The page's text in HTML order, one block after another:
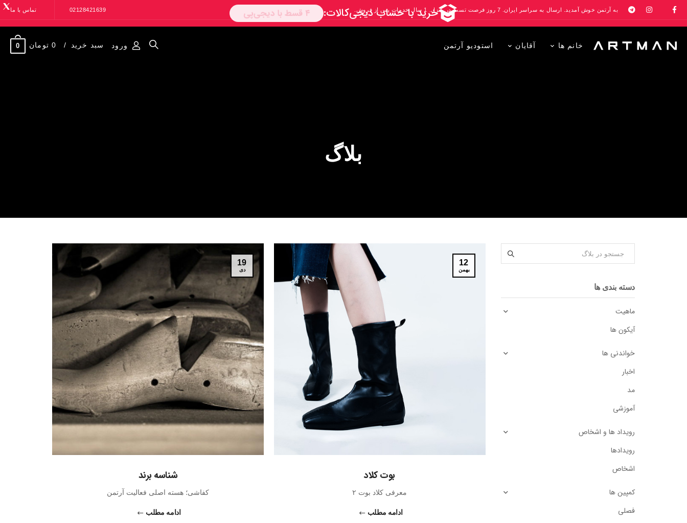
به آرتمن خوش آمدید. ارسال به سراسر ایران. 7 روز فرصت تست در منزل. 1 سال خدمات پس از فروش. 02128421639 تماس با ما
خانم ها آقایان استودیو آرتمن ورود سبد خرید 0 تومان 0
بلاگ
دسته بندی ها
ماهیت
آیکون ها
خواندنی ها
اخبار
مد
آموزشی
رویداد ها و اشخاص
رویدادها
اشخاص
کمپین ها
فصلی
12
بهمن
بوت کلاد
معرفی کلاد بوت ۲
ادامه مطلب
19
دی
شناسه برند
کفاشی؛ هسته اصلی فعالیت آرتمن
ادامه مطلب